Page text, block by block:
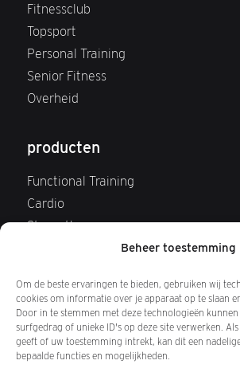
Beheer toestemming
Om de beste ervaringen te bieden, gebruiken wij
cookies om informatie over je apparaat op te slaan
Door in te stemmen met deze technologieën
surfgedrag of unieke ID's op deze site verwerken.
geeft of uw toestemming intrekt, kan dit een
bepaalde functies en mogelijkheden.
Fitnessclub
Topsport
Personal Training
Senior Fitness
Overheid
producten
Functional Training
Cardio
Strength
Retourneren
over ons